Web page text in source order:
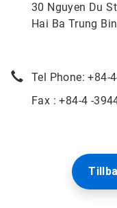
30 Nguyen Du
Hai Ba Trung
Tel Phone: +84-
Fax : +84-4 -